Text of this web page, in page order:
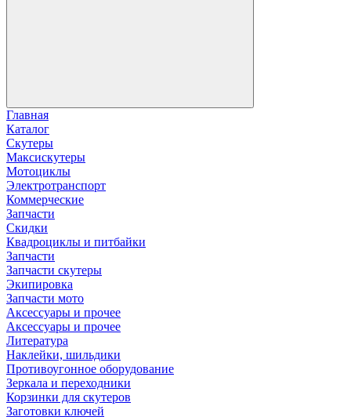
Главная
Каталог
Скутеры
Максискутеры
Мотоциклы
Электротранспорт
Коммерческие
Запчасти
Скидки
Квадроциклы и питбайки
Запчасти
Запчасти скутеры
Экипировка
Запчасти мото
Аксессуары и прочее
Аксессуары и прочее
Литература
Наклейки, шильдики
Противоугонное оборудование
Зеркала и переходники
Корзинки для скутеров
Заготовки ключей